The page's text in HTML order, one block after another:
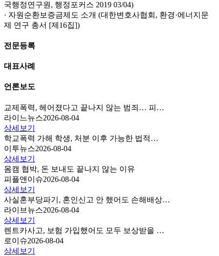
국행정연구원, 행정포커스 2019 03/04)
· 자원순환보증금제도 소개 (대한변호사협회, 환경·에너지문
제 연구 총서 [제16집])
전문등록
대표사례
언론보도
교제폭력, 헤어졌다고 끝나지 않는 범죄… 피…
라이느뉴스2026-08-04
상세보기
학교폭력 가해 학생, 처분 이후 가능한 법적…
이투뉴스2026-08-04
상세보기
몸캠 협박, 돈 보내도 끝나지 않는 이유
피플앤이슈2026-08-04
상세보기
사실혼부당파기, 혼인신고 안 했어도 손해배상…
라이브뉴스2026-08-04
상세보기
렌트카사고, 보험 가입했어도 모두 보상받을 …
로이슈2026-08-04
상세보기